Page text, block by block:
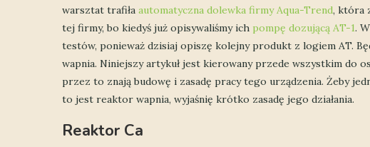
warsztat trafiła automatyczna dolewka firmy Aqua-Trend, która
tej firmy, bo kiedyś już opisywaliśmy ich pompę dozującą AT-1.
testów, ponieważ dzisiaj opiszę kolejny produkt z logiem AT.
wapnia. Niniejszy artykuł jest kierowany przede wszystkim do
przez to znają budowę i zasadę pracy tego urządzenia. Żeby
to jest reaktor wapnia, wyjaśnię krótko zasadę jego działania.
Reaktor Ca